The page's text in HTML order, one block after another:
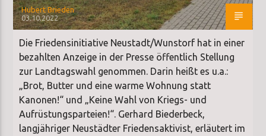
Hubert Brieden
03.10.2022
Die Friedensinitiative Neustadt/Wunstorf hat in einer
bezahlten Anzeige in der Presse öffentlich Stellung
zur Landtagswahl genommen. Darin heißt es u.a.:
„Brot, Butter und eine warme Wohnung statt
Kanonen!“ und „Keine Wahl von Kriegs- und
Aufrüstungsparteien!“. Gerhard Biederbeck,
langjähriger Neustädter Friedensaktivist, erläutert im